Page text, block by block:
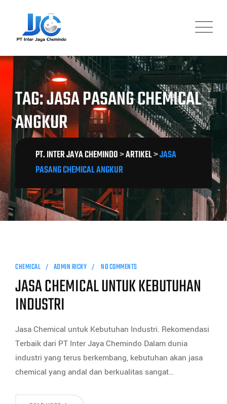
content
TAG: JASA PASANG CHEMICAL
ANGKUR
PT. INTER JAYA CHEMINDO>ARTIKEL>JASA
PASANG CHEMICAL ANGKUR
CHEMICAL ADMIN RICKY NO COMMENTS
JASA CHEMICAL UNTUK KEBUTUHAN
INDUSTRI
Jasa Chemical untuk Kebutuhan Industri. Rekomendasi
Terbaik dari PT Inter Jaya Chemindo Dalam dunia
industri yang terus berkembang, kebutuhan akan jasa
chemical yang andal dan berkualitas sangat…